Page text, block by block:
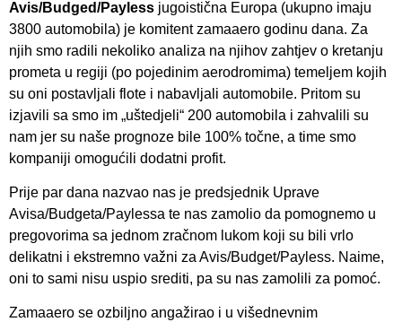
Avis/Budged/Payless jugoistična Europa (ukupno imaju
3800 automobila) je komitent zamaaero godinu dana. Za
njih smo radili nekoliko analiza na njihov zahtjev o kretanju
prometa u regiji (po pojedinim aerodromima) temeljem kojih
su oni postavljali flote i nabavljali automobile. Pritom su
izjavili sa smo im „uštedjeli“ 200 automobila i zahvalili su
nam jer su naše prognoze bile 100% točne, a time smo
kompaniji omogućili dodatni profit.
Prije par dana nazvao nas je predsjednik Uprave
Avisa/Budgeta/Paylessa te nas zamolio da pomognemo u
pregovorima sa jednom zračnom lukom koji su bili vrlo
delikatni i ekstremno važni za Avis/Budget/Payless. Naime,
oni to sami nisu uspio srediti, pa su nas zamolili za pomoć.
Zamaaero se ozbiljno angažirao i u višednevnim